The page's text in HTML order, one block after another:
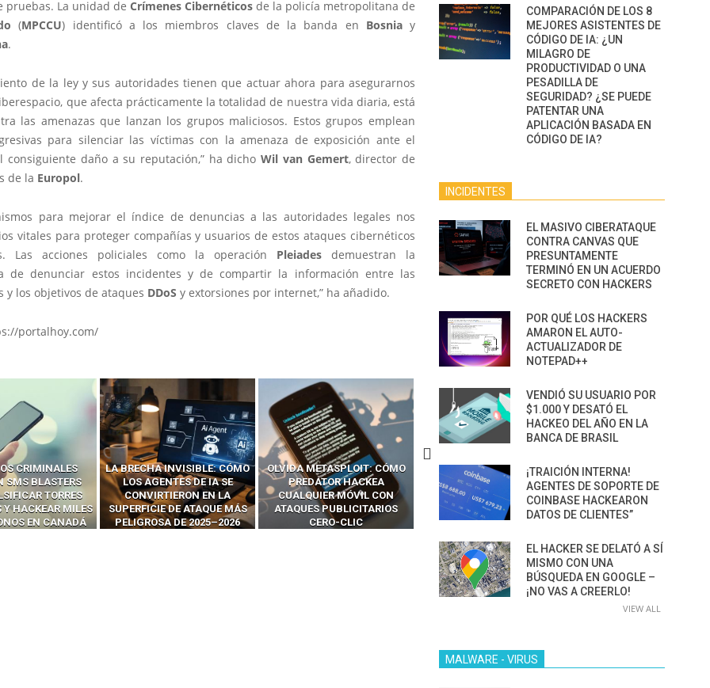
pruebas. La unidad de Crímenes Cibernéticos de la policía metropolitana de
(MPCCU) identificó a los miembros claves de la banda en Bosniay
.
de la ley y sus autoridades tienen que actuar ahora para asegurarnos
que afecta prácticamente la totalidad de nuestra vida diaria, está
las amenazas que lanzan los grupos maliciosos. Estos grupos emplean
para silenciar las víctimas con la amenaza de exposición ante el
consiguiente daño a su reputación,” ha dichoWil van Gemert, director de
de la Europol.
para mejorar el índice de denuncias a las autoridades legales nos
vitales para proteger compañías y usuarios de estos ataques cibernéticos
Las acciones policiales como la operación Pleiades demuestran la
de denunciar estos incidentes y de compartir la información entre las
y los objetivos de ataques DDoS y extorsiones por internet,” ha añadido.
portalhoy.com/
CRIMINALES
SMS BLASTERS
TORRES
Y HACKEAR MILES
EN CANADÁ
LA BRECHA INVISIBLE: CÓMO
LOS AGENTES DE IA SE
CONVIRTIERON EN LA
SUPERFICIE DE ATAQUE MÁS
PELIGROSA DE 2025–2026
OLVIDA METASPLOIT: CÓMO
PREDATOR HACKEA
CUALQUIER MÓVIL CON
ATAQUES PUBLICITARIOS
CERO-CLIC
CÓMO LOS HACKERS
INTERCEPTAN OTPS Y
LLAMADAS MÓVILES SIN
‘HACKEAR’ — EL INCREÍBLE
PODER DE LOS SIM BOXES”
13 TÉCNICAS
RIDÍCULAMENTE
PARA HACKEAR Y
NAVEGADORES DE IA
AGÉNTICA
COMPARACIÓN DE LOS 8
MEJORES ASISTENTES DE
CÓDIGO DE IA: ¿UN
MILAGRO DE
PRODUCTIVIDAD O UNA
PESADILLA DE
SEGURIDAD? ¿SE PUEDE
PATENTAR UNA
APLICACIÓN BASADA EN
CÓDIGO DE IA?
INCIDENTES
EL MASIVO CIBERATAQUE
CONTRA CANVAS QUE
PRESUNTAMENTE
TERMINÓ EN UN ACUERDO
SECRETO CON HACKERS
POR QUÉ LOS HACKERS
AMARON EL AUTO-
ACTUALIZADOR DE
NOTEPAD++
VENDIÓ SU USUARIO POR
$1.000 Y DESATÓ EL
HACKEO DEL AÑO EN LA
BANCA DE BRASIL
¡TRAICIÓN INTERNA!
AGENTES DE SOPORTE DE
COINBASE HACKEARON
DATOS DE CLIENTES”
EL HACKER SE DELATÓ A SÍ
MISMO CON UNA
BÚSQUEDA EN GOOGLE –
¡NO VAS A CREERLO!
VIEW ALL
MALWARE - VIRUS